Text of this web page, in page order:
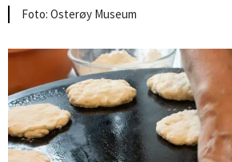
Osterøy Museum